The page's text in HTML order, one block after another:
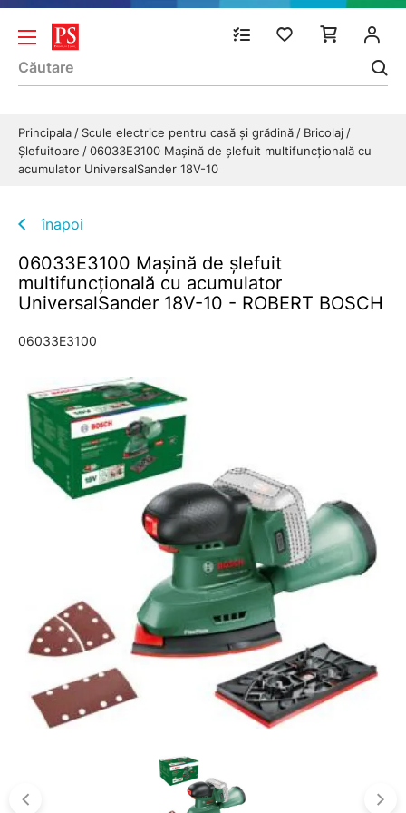
Principala Scule electrice pentru casă și grădină
Bricolaj
Șlefuitoare
06033E3100 Maşină de şlefuit multifuncţională cu
acumulator UniversalSander 18V-10
înapoi
06033E3100 Maşină de şlefuit
multifuncţională cu acumulator
UniversalSander 18V-10 - ROBERT BOSCH
06033E3100